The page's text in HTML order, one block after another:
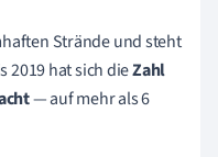
Strände und steht
2019 hat sich dieZahl
— auf mehr als 6